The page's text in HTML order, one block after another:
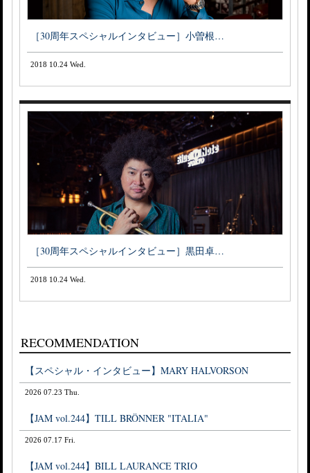
［30周年スペシャルインタビュー］小曽根…
2018 10.24 Wed.
［30周年スペシャルインタビュー］黒田卓…
2018 10.24 Wed.
RECOMMENDATION
【スペシャル・インタビュー】MARY HALVORSON
2026 07.23 Thu.
【JAM vol.244】TILL BRÖNNER "ITALIA"
2026 07.17 Fri.
【JAM vol.244】BILL LAURANCE TRIO